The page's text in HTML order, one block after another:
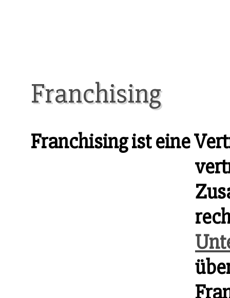
Franchising
Franchising ist eine